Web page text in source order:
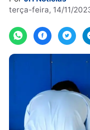
Por
JH Notícias
terça-feira, 14/11/